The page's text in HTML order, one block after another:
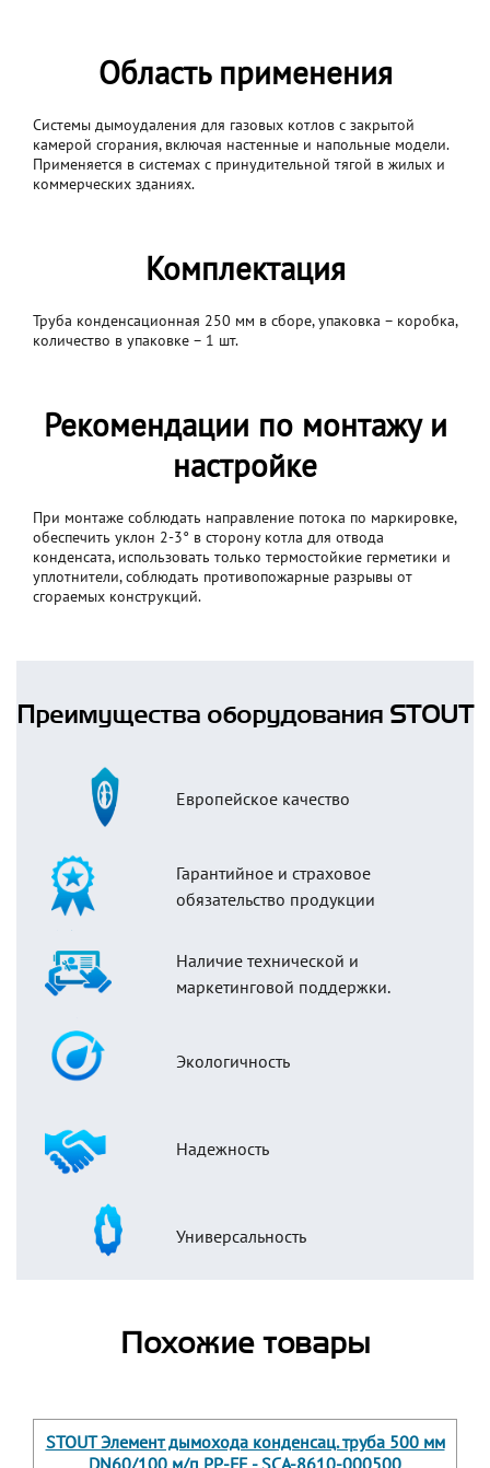
Область применения
Системы дымоудаления для газовых котлов с закрытой
камерой сгорания, включая настенные и напольные модели.
Применяется в системах с принудительной тягой в жилых и
коммерческих зданиях.
Комплектация
Труба конденсационная 250 мм в сборе, упаковка – коробка,
количество в упаковке – 1 шт.
Рекомендации по монтажу и
настройке
При монтаже соблюдать направление потока по маркировке,
обеспечить уклон 2-3° в сторону котла для отвода
конденсата, использовать только термостойкие герметики и
уплотнители, соблюдать противопожарные разрывы от
сгораемых конструкций.
Преимущества оборудования STOUT
Европейское качество
Гарантийное и страховое
обязательство продукции
Наличие технической и
маркетинговой поддержки.
Экологичность
Надежность
Универсальность
Похожие товары
STOUT Элемент дымохода конденсац. труба 500 мм